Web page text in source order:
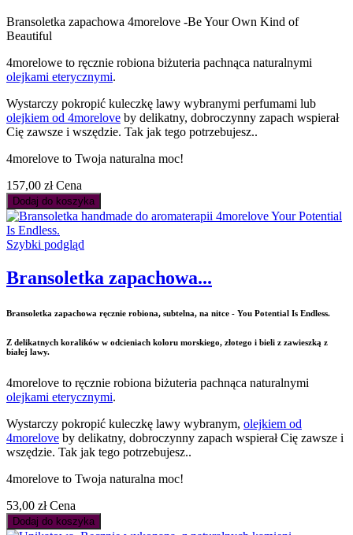
Bransoletka zapachowa 4morelove -Be Your Own Kind of
Beautiful
4morelowe to ręcznie robiona biżuteria pachnąca naturalnymi
olejkami eterycznymi.
Wystarczy pokropić kuleczkę lawy wybranymi perfumami lub
olejkiem od 4morelove by delikatny, dobroczynny zapach wspierał
Cię zawsze i wszędzie. Tak jak tego potrzebujesz..
4morelove to Twoja naturalna moc!
157,00 zł Cena
Dodaj do koszyka
Szybki podgląd
Bransoletka zapachowa...
Bransoletka zapachowa ręcznie robiona, subtelna, na nitce - You Potential Is Endless.
Z delikatnych koralików w odcieniach koloru morskiego, złotego i bieli z zawieszką z
białej lawy.
4morelove to ręcznie robiona biżuteria pachnąca naturalnymi
olejkami eterycznymi.
Wystarczy pokropić kuleczkę lawy wybranym, olejkiem od
4morelove by delikatny, dobroczynny zapach wspierał Cię zawsze i
wszędzie. Tak jak tego potrzebujesz..
4morelove to Twoja naturalna moc!
53,00 zł Cena
Dodaj do koszyka